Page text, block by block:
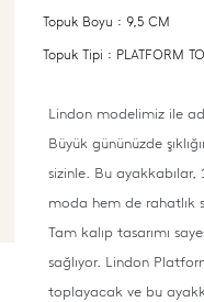
Topuk Boyu : 9,5 CM
Topuk Tipi : PLATFORM
Lindon modelimiz ile
Büyük gününüzde
sizinle. Bu
moda hem de rahatlık
Tam kalıp tasarımı
sağlıyor. Lindon
toplayacak ve bu